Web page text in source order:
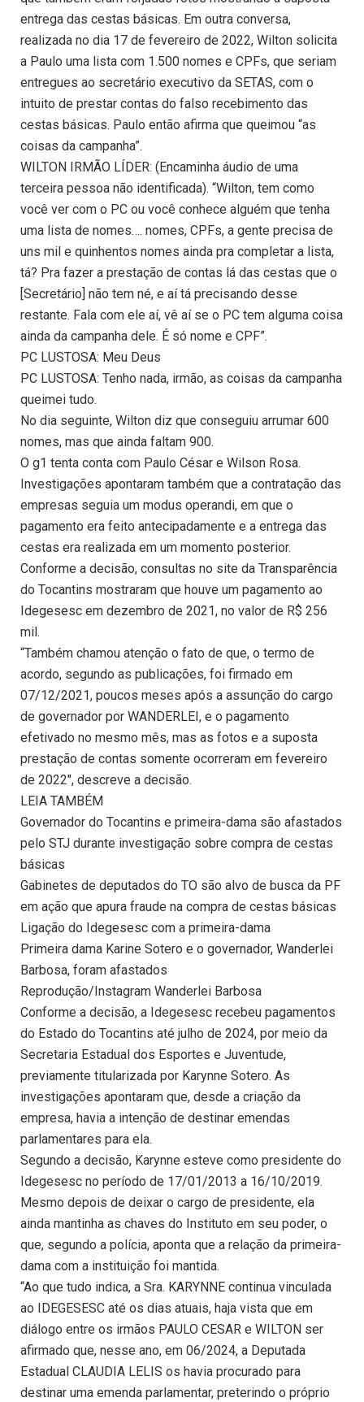
entrega das cestas básicas. Em outra conversa,
realizada no dia 17 de fevereiro de 2022, Wilton solicita
a Paulo uma lista com 1.500 nomes e CPFs, que seriam
entregues ao secretário executivo da SETAS, com o
intuito de prestar contas do falso recebimento das
cestas básicas. Paulo então afirma que queimou “as
coisas da campanha”.
WILTON IRMÃO LÍDER: (Encaminha áudio de uma
terceira pessoa não identificada). “Wilton, tem como
você ver com o PC ou você conhece alguém que tenha
uma lista de nomes…. nomes, CPFs, a gente precisa de
uns mil e quinhentos nomes ainda pra completar a lista,
tá? Pra fazer a prestação de contas lá das cestas que o
[Secretário] não tem né, e aí tá precisando desse
restante. Fala com ele aí, vê aí se o PC tem alguma coisa
ainda da campanha dele. É só nome e CPF”.
PC LUSTOSA: Meu Deus
PC LUSTOSA: Tenho nada, irmão, as coisas da campanha
queimei tudo.
No dia seguinte, Wilton diz que conseguiu arrumar 600
nomes, mas que ainda faltam 900.
O g1 tenta conta com Paulo César e Wilson Rosa.
Investigações apontaram também que a contratação das
empresas seguia um modus operandi, em que o
pagamento era feito antecipadamente e a entrega das
cestas era realizada em um momento posterior.
Conforme a decisão, consultas no site da Transparência
do Tocantins mostraram que houve um pagamento ao
Idegesesc em dezembro de 2021, no valor de R$ 256
mil.
“Também chamou atenção o fato de que, o termo de
acordo, segundo as publicações, foi firmado em
07/12/2021, poucos meses após a assunção do cargo
de governador por WANDERLEI, e o pagamento
efetivado no mesmo mês, mas as fotos e a suposta
prestação de contas somente ocorreram em fevereiro
de 2022″, descreve a decisão.
LEIA TAMBÉM
Governador do Tocantins e primeira-dama são afastados
pelo STJ durante investigação sobre compra de cestas
básicas
Gabinetes de deputados do TO são alvo de busca da PF
em ação que apura fraude na compra de cestas básicas
Ligação do Idegesesc com a primeira-dama
Primeira dama Karine Sotero e o governador, Wanderlei
Barbosa, foram afastados
Reprodução/Instagram Wanderlei Barbosa
Conforme a decisão, a Idegesesc recebeu pagamentos
do Estado do Tocantins até julho de 2024, por meio da
Secretaria Estadual dos Esportes e Juventude,
previamente titularizada por Karynne Sotero. As
investigações apontaram que, desde a criação da
empresa, havia a intenção de destinar emendas
parlamentares para ela.
Segundo a decisão, Karynne esteve como presidente do
Idegesesc no período de 17/01/2013 a 16/10/2019.
Mesmo depois de deixar o cargo de presidente, ela
ainda mantinha as chaves do Instituto em seu poder, o
que, segundo a polícia, aponta que a relação da primeira-
dama com a instituição foi mantida.
“Ao que tudo indica, a Sra. KARYNNE continua vinculada
ao IDEGESESC até os dias atuais, haja vista que em
diálogo entre os irmãos PAULO CESAR e WILTON ser
afirmado que, nesse ano, em 06/2024, a Deputada
Estadual CLAUDIA LELIS os havia procurado para
destinar uma emenda parlamentar, preterindo o próprio